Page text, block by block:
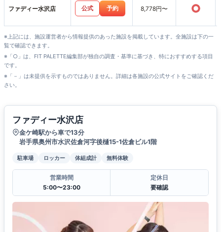
ファディー水沢店 公式 予約 8,778円〜 ○
※上記には、施設運営者から情報提供のあった施設を掲載しています。全施設は下の一
覧で確認できます。
※「○」は、FIT PALETTE編集部が独自の調査・基準に基づき、特におすすめする項目
です。
※「－」は未提供を示すものではありません。詳細は各施設の公式サイトをご確認くだ
さい。
ファディー水沢店
金ケ崎駅から車で13分
岩手県奥州市水沢佐倉河字後樋15-1佐倉ビル1階
駐車場 ロッカー 体組成計 無料体験
営業時間
5:00〜23:00
定休日
要確認